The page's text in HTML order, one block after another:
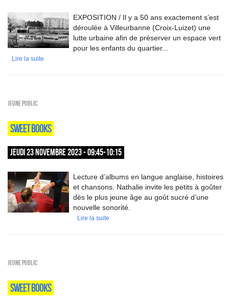
EXPOSITION / Il y a 50 ans exactement s’est
déroulée à Villeurbanne (Croix-Luizet) une
lutte urbaine afin de préserver un espace vert
pour les enfants du quartier...
Lire la suite
Jeune public
SWEET BOOKS
JEUDI 23 NOVEMBRE 2023 - 09:45-10:15
Lecture d’albums en langue anglaise, histoires
et chansons. Nathalie invite les petits à goûter
dès le plus jeune âge au goût sucré d’une
nouvelle sonorité.
Lire la suite
Jeune public
SWEET BOOKS